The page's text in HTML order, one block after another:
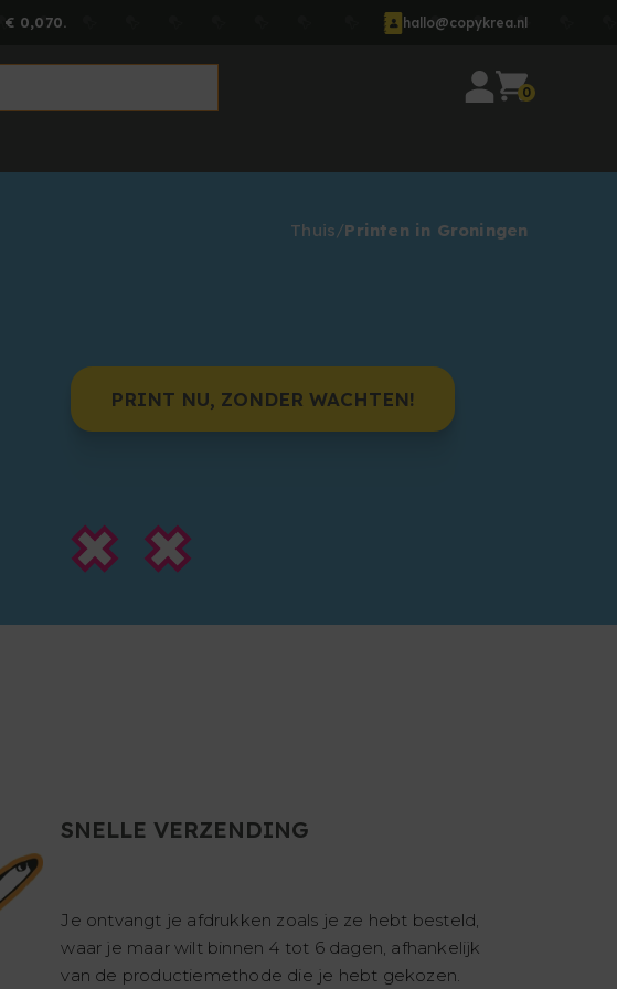
€ 0,070. hallo@copykrea.nl
0
Thuis Printen in Groningen
PRINT NU, ZONDER WACHTEN!
SNELLE VERZENDING
Je ontvangt je afdrukken zoals je ze hebt besteld,
waar je maar wilt binnen 4 tot 6 dagen, afhankelijk
van de productiemethode die je hebt gekozen.